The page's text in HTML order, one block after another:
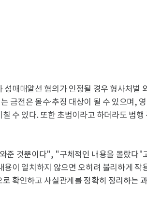
성매매알선 혐의가 인정될 경우 형사처벌
금전은 몰수·추징 대상이 될 수 있으며,
수 있다. 또한 초범이라고 하더라도 범
준 것뿐이다", "구체적인 내용을 몰랐다"
용이 일치하지 않으면 오히려 불리하게 작
확인하고 사실관계를 정확히 정리하는